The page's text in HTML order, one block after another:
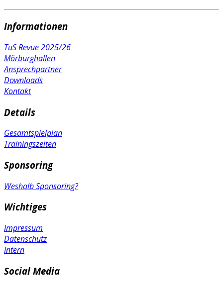
Informationen
TuS Revue 2025/26
Mörburghallen
Ansprechpartner
Downloads
Kontakt
Details
Gesamtspielplan
Trainingszeiten
Sponsoring
Weshalb Sponsoring?
Wichtiges
Impressum
Datenschutz
Intern
Social Media